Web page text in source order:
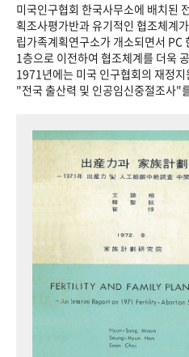
미국인구협회 한국사무소에 배치된
획조사평가반과 유기적인 협조체계
립가족계획연구소가 개소되면서
1층으로 이전하여 협조체계를 더욱
1971년에는 미국 인구협회의 재정
"전국 출산력 및 인공임신중절조사"